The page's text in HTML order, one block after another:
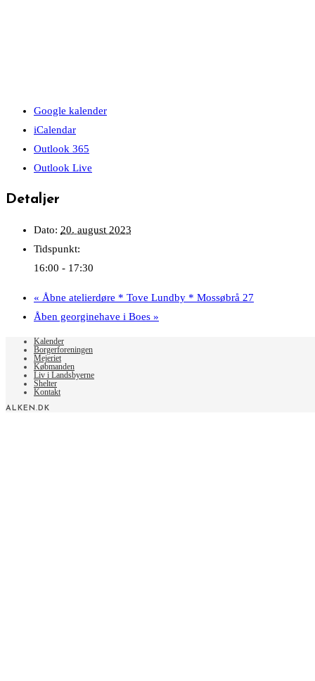
Google kalender
iCalendar
Outlook 365
Outlook Live
Detaljer
Dato: 20. august 2023
Tidspunkt:
16:00 - 17:30
« Åbne atelierdøre * Tove Lundby * Mossøbrå 27
Åben georginehave i Boes »
Kalender
Borgerforeningen
Mejeriet
Købmanden
Liv i Landsbyerne
Shelter
Kontakt
ALKEN.DK